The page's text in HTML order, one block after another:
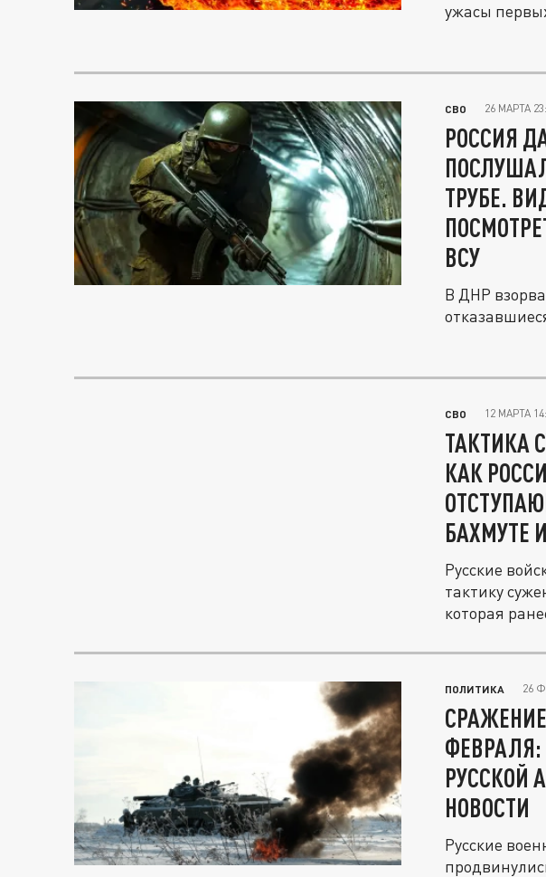
ужасы
СВО 26 МАРТА
РОССИЯ
ТРУБЕ.
ВСУ
В ДНР
СВО 12 МАРТА
ТАКТИКА
КАК
БАХМУТЕ
Русские
тактику
которая
ПОЛИТИКА 26
РУССКОЙ
НОВОСТИ
Русские